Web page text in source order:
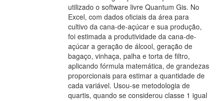
utilizado o software livre Quantum Gis. No
Excel, com dados oficiais da área para
cultivo da cana-de-açúcar e sua produção,
foi estimada a produtividade da cana-de-
açúcar a geração de álcool, geração de
bagaço, vinhaça, palha e torta de filtro,
aplicando fórmula matemática, de grandezas
proporcionais para estimar a quantidade de
cada variável. Usou-se metodologia de
quartis, quando se considerou classe 1 igual